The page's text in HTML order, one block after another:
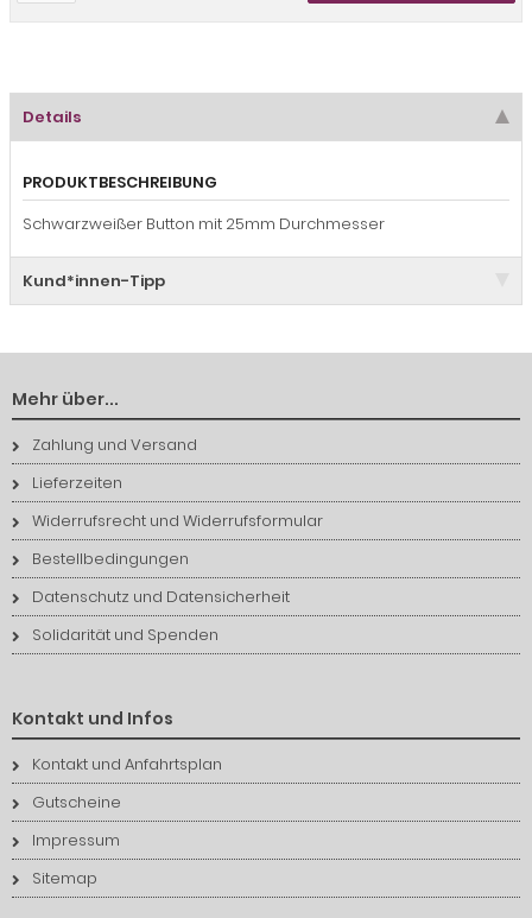
Details
PRODUKTBESCHREIBUNG
Schwarzweißer Button mit 25mm Durchmesser
Kund*innen-Tipp
Mehr über...
Zahlung und Versand
Lieferzeiten
Widerrufsrecht und Widerrufsformular
Bestellbedingungen
Datenschutz und Datensicherheit
Solidarität und Spenden
Kontakt und Infos
Kontakt und Anfahrtsplan
Gutscheine
Impressum
Sitemap